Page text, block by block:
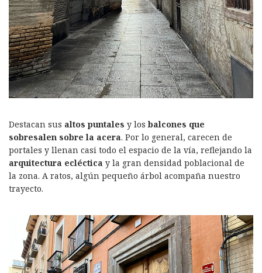
Destacan sus altos puntales y losbalcones que
sobresalen sobre la acera. Por lo general, carecen de
portales y llenan casi todo el espacio de la vía, reflejando la
arquitectura ecléctica y la gran densidad poblacional de
la zona. A ratos, algún pequeño árbol acompaña nuestro
trayecto.